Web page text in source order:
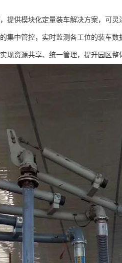
提供模块化定量装车解决方案，可
集中管控，实时监测各工位的装车
现资源共享、统一管理，提升园区整